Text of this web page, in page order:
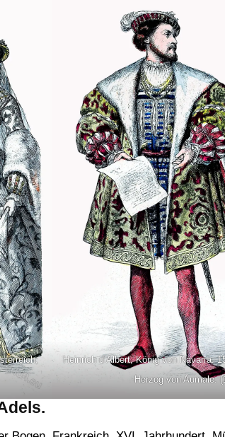
Heinrich d’Albert, König von Navarra.
Herzog von Aumale.